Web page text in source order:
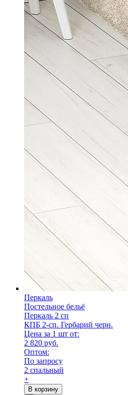
Перкаль
Постельное бельё
Перкаль 2 сп
КПБ 2-сп. Гербарий черн.
Цена за 1 шт от:
2 820 руб.
Оптом:
По запросу
2 спальный
+
В корзину